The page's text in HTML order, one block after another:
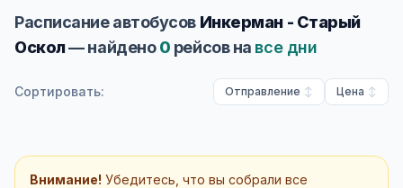
Расписание автобусов Инкерман - Старый
Оскол— найдено0 рейсов на все дни
Сортировать: Отправление Цена
Внимание! Убедитесь, что вы собрали все